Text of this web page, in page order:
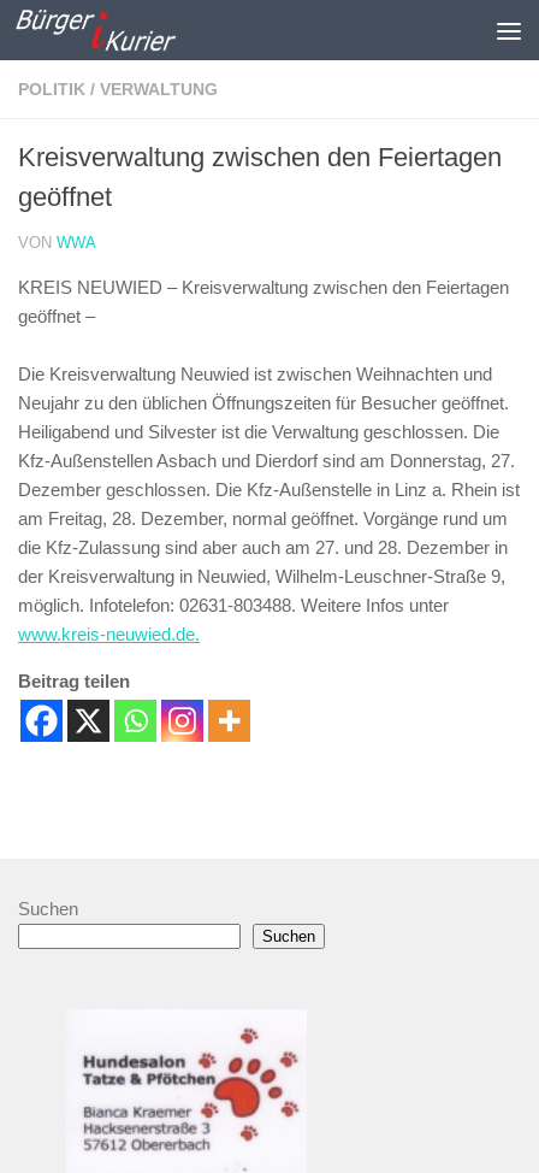
Zum Inhalt springen
POLITIK / VERWALTUNG
Kreisverwaltung zwischen den Feiertagen
geöffnet
VON WWA
KREIS NEUWIED – Kreisverwaltung zwischen den Feiertagen
geöffnet –
Die Kreisverwaltung Neuwied ist zwischen Weihnachten und
Neujahr zu den üblichen Öffnungszeiten für Besucher geöffnet.
Heiligabend und Silvester ist die Verwaltung geschlossen. Die
Kfz-Außenstellen Asbach und Dierdorf sind am Donnerstag, 27.
Dezember geschlossen. Die Kfz-Außenstelle in Linz a. Rhein ist
am Freitag, 28. Dezember, normal geöffnet. Vorgänge rund um
die Kfz-Zulassung sind aber auch am 27. und 28. Dezember in
der Kreisverwaltung in Neuwied, Wilhelm-Leuschner-Straße 9,
möglich. Infotelefon: 02631-803488. Weitere Infos unter
www.kreis-neuwied.de.
Beitrag teilen
Suchen
Suchen